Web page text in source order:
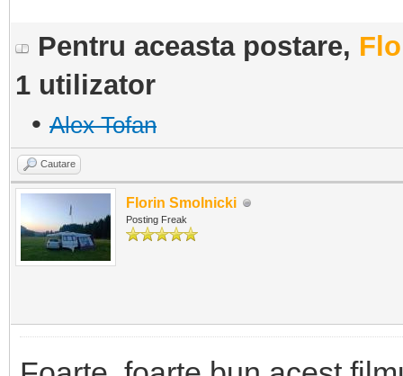
Pentru aceasta postare,
1 utilizator
• Alex Tofan
Cautare
Florin Smolnicki
Posting Freak